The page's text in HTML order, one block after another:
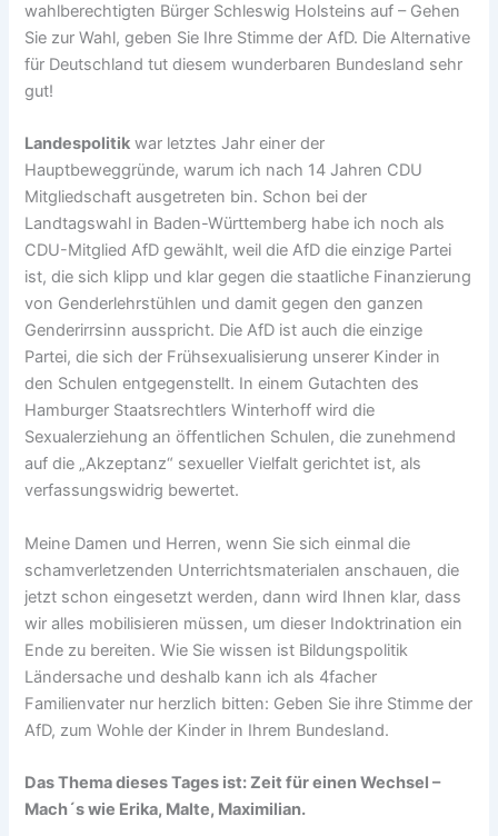
wahlberechtigten Bürger Schleswig Holsteins auf – Gehen
Sie zur Wahl, geben Sie Ihre Stimme der AfD. Die Alternative
für Deutschland tut diesem wunderbaren Bundesland sehr
gut!
Landespolitik war letztes Jahr einer der
Hauptbeweggründe, warum ich nach 14 Jahren CDU
Mitgliedschaft ausgetreten bin. Schon bei der
Landtagswahl in Baden-Württemberg habe ich noch als
CDU-Mitglied AfD gewählt, weil die AfD die einzige Partei
ist, die sich klipp und klar gegen die staatliche Finanzierung
von Genderlehrstühlen und damit gegen den ganzen
Genderirrsinn ausspricht. Die AfD ist auch die einzige
Partei, die sich der Frühsexualisierung unserer Kinder in
den Schulen entgegenstellt. In einem Gutachten des
Hamburger Staatsrechtlers Winterhoff wird die
Sexualerziehung an öffentlichen Schulen, die zunehmend
auf die „Akzeptanz“ sexueller Vielfalt gerichtet ist, als
verfassungswidrig bewertet.
Meine Damen und Herren, wenn Sie sich einmal die
schamverletzenden Unterrichtsmaterialen anschauen, die
jetzt schon eingesetzt werden, dann wird Ihnen klar, dass
wir alles mobilisieren müssen, um dieser Indoktrination ein
Ende zu bereiten. Wie Sie wissen ist Bildungspolitik
Ländersache und deshalb kann ich als 4facher
Familienvater nur herzlich bitten: Geben Sie ihre Stimme der
AfD, zum Wohle der Kinder in Ihrem Bundesland.
Das Thema dieses Tages ist: Zeit für einen Wechsel –
Mach´s wie Erika, Malte, Maximilian.